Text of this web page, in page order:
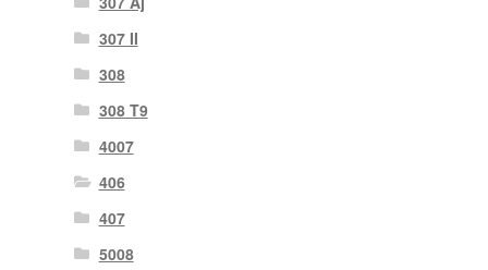
307 II
308
308 T9
4007
406
407
5008